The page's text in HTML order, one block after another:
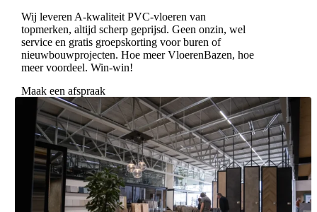
Wij leveren A-kwaliteit PVC-vloeren van
topmerken, altijd scherp geprijsd. Geen onzin, wel
service en gratis groepskorting voor buren of
nieuwbouwprojecten. Hoe meer VloerenBazen, hoe
meer voordeel. Win-win!
Maak een afspraak